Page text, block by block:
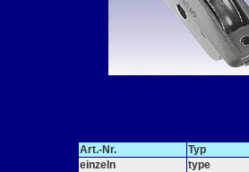
Art.-Nr.
Typ
einzeln
type